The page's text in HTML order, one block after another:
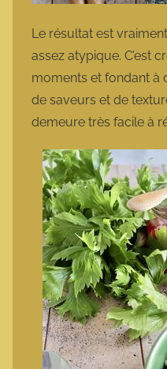
Le résultat est
assez atypique. C’est
moments et fondant à
de saveurs et de
demeure très facile à